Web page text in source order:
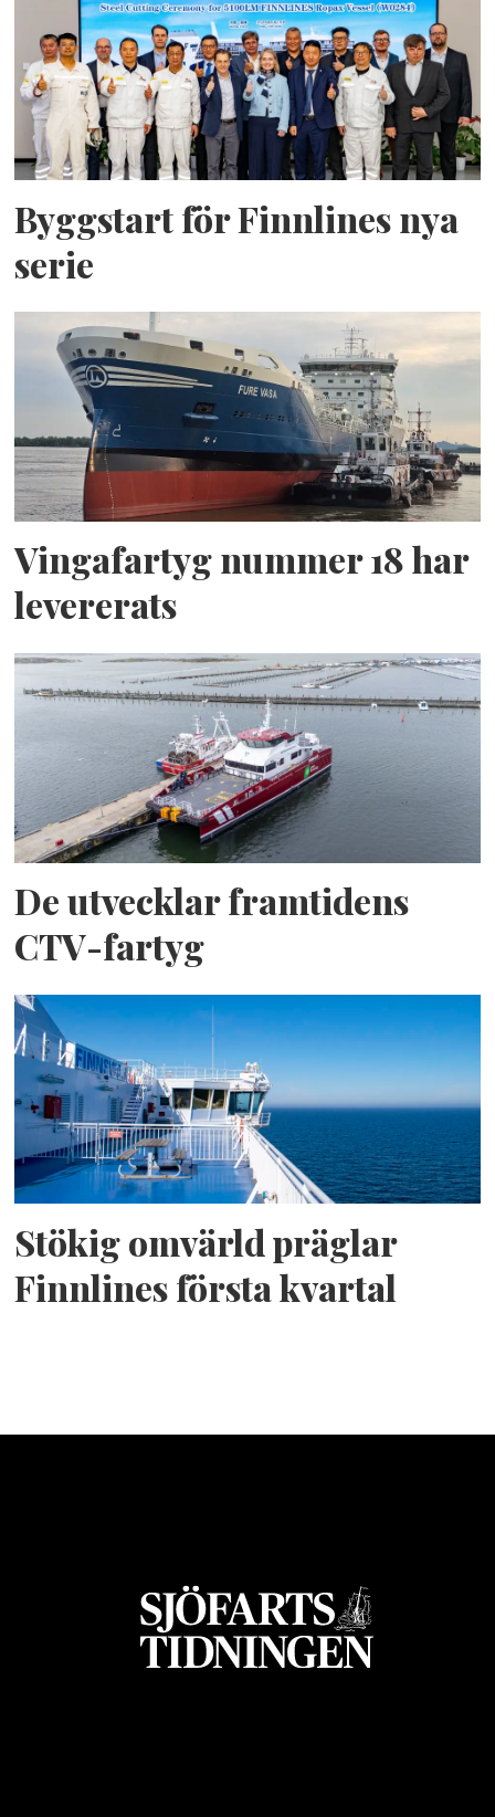
Byggstart för Finnlines nya
serie
Vingafartyg nummer 18 har
levererats
De utvecklar framtidens
CTV-fartyg
Stökig omvärld präglar
Finnlines första kvartal